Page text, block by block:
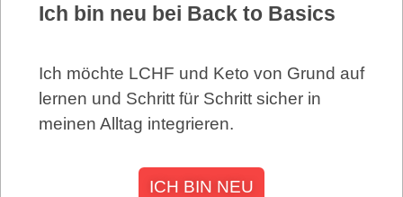
Ich bin neu bei Back to Basics
Ich möchte LCHF und Keto von Grund auf
lernen und Schritt für Schritt sicher in
meinen Alltag integrieren.
ICH BIN NEU